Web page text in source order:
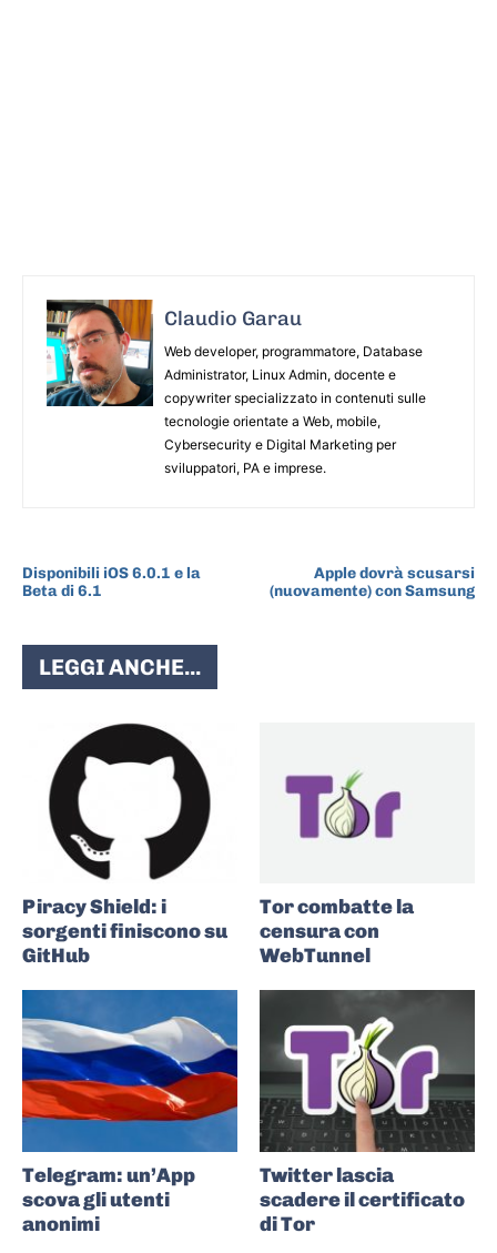
Claudio Garau
Web developer, programmatore, Database
Administrator, Linux Admin, docente e
copywriter specializzato in contenuti sulle
tecnologie orientate a Web, mobile,
Cybersecurity e Digital Marketing per
sviluppatori, PA e imprese.
Disponibili iOS 6.0.1 e la
Beta di 6.1
Apple dovrà scusarsi
(nuovamente) con Samsung
LEGGI ANCHE...
Piracy Shield: i
sorgenti finiscono su
GitHub
Tor combatte la
censura con
WebTunnel
Telegram: un’App
scova gli utenti
anonimi
Twitter lascia
scadere il certificato
di Tor